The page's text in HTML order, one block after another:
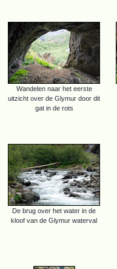
Wandelen naar het eerste
uitzicht over de Glymur door dit
gat in de rots
De brug over het water in de
kloof van de Glymur waterval